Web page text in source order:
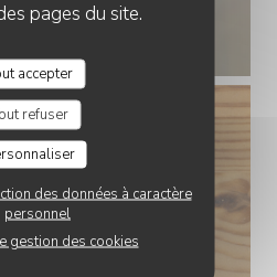
pages du site.
accepter
refuser
des données à caractère
personnel
gestion des cookies